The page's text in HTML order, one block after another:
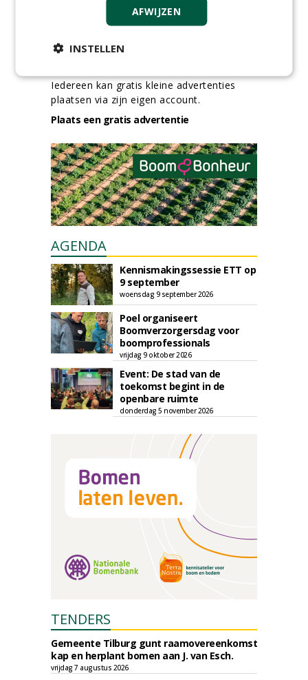
GREEN OUTLET
Iedereen kan gratis kleine advertenties
plaatsen via zijn eigen account.
Plaats een gratis advertentie
AGENDA
Kennismakingssessie ETT op
9 september
woensdag 9 september 2026
Poel organiseert
Boomverzorgersdag voor
boomprofessionals
vrijdag 9 oktober 2026
Event: De stad van de
toekomst begint in de
openbare ruimte
donderdag 5 november 2026
TENDERS
Gemeente Tilburg gunt raamovereenkomst
kap en herplant bomen aan J. van Esch.
vrijdag 7 augustus 2026
AFWIJZEN
INSTELLEN